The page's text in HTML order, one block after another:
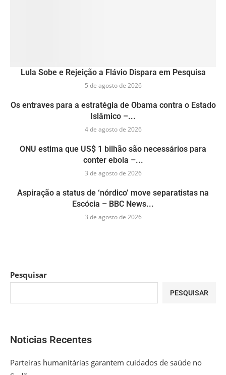
Lula Sobe e Rejeição a Flávio Dispara em Pesquisa
5 de agosto de 2026
Os entraves para a estratégia de Obama contra o Estado
Islâmico –...
4 de agosto de 2026
ONU estima que US$ 1 bilhão são necessários para
conter ebola –...
3 de agosto de 2026
Aspiração a status de ‘nórdico’ move separatistas na
Escócia – BBC News...
3 de agosto de 2026
Pesquisar
PESQUISAR
Noticias Recentes
Parteiras humanitárias garantem cuidados de saúde no